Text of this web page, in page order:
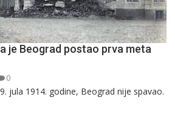
je Beograd postao prva meta
0
jula 1914. godine, Beograd nije spavao.